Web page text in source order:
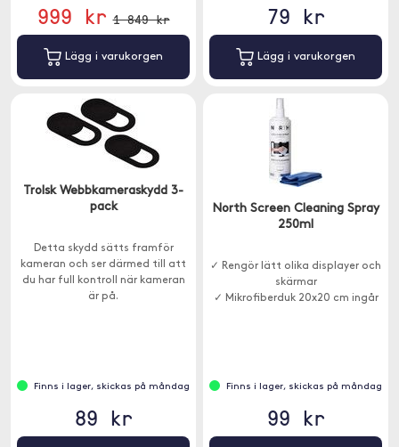
999 kr 1 849 kr
Lägg i varukorgen
79 kr
Lägg i varukorgen
Trolsk Webbkameraskydd 3-
pack
Detta skydd sätts framför
kameran och ser därmed till att
du har full kontroll när kameran
är på.
Finns i lager, skickas på måndag
89 kr
North Screen Cleaning Spray
250ml
✓ Rengör lätt olika displayer och
skärmar
✓ Mikrofiberduk 20x20 cm ingår
Finns i lager, skickas på måndag
99 kr